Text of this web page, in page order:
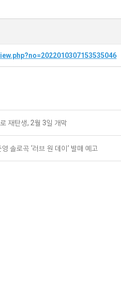
재탄생, 2월 3일 개막
영 솔로곡 ‘러브 원 데이’ 발매 예고